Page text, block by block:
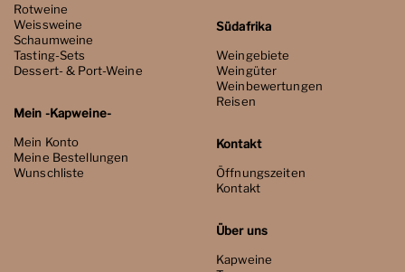
Rotweine
Weissweine
Schaumweine
Tasting-Sets
Dessert- & Port-Weine
Mein -Kapweine-
Mein Konto
Meine Bestellungen
Wunschliste
Südafrika
Weingebiete
Weingüter
Weinbewertungen
Reisen
Kontakt
Öffnungszeiten
Kontakt
Über uns
Kapweine